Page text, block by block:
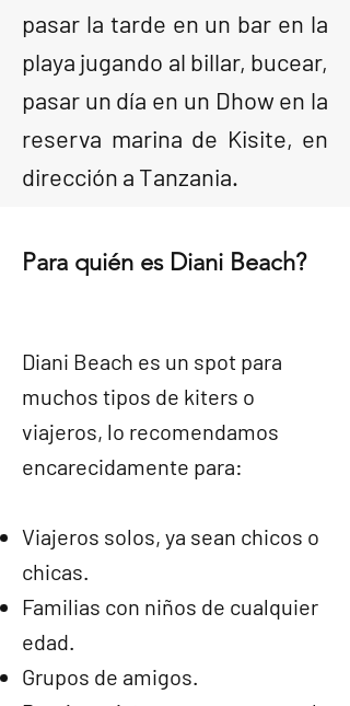
pasar la tarde en un bar en la
playa jugando al billar, bucear,
pasar un día en un Dhow en la
reserva marina de Kisite, en
dirección a Tanzania.
Para quién es Diani Beach?
Diani Beach es un spot para
muchos tipos de kiters o
viajeros, lo recomendamos
encarecidamente para:
Viajeros solos, ya sean chicos o
chicas.
Familias con niños de cualquier
edad.
Grupos de amigos.